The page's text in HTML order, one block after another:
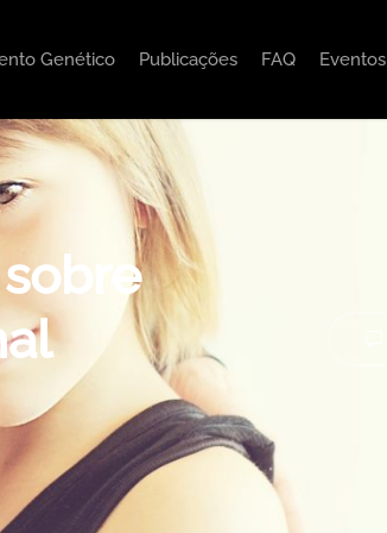
Genético Publicações FAQ Eventos